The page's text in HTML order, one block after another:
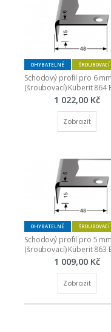
OHYBATELNÉ ŠROUBOVACÍ
Schodový profil pro 6 mm
(šroubovací) Küberit 864
1 022,00 Kč
Zobrazit
OHYBATELNÉ ŠROUBOVACÍ
Schodový profil pro 5 mm
(šroubovací) Küberit 863
1 009,00 Kč
Zobrazit